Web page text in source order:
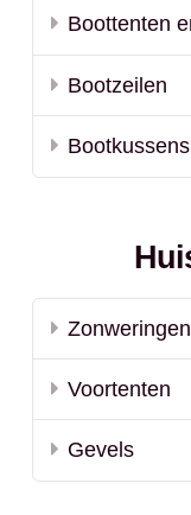
Boottenten
Bootzeilen
Zonweringen
Voortenten
Gevels